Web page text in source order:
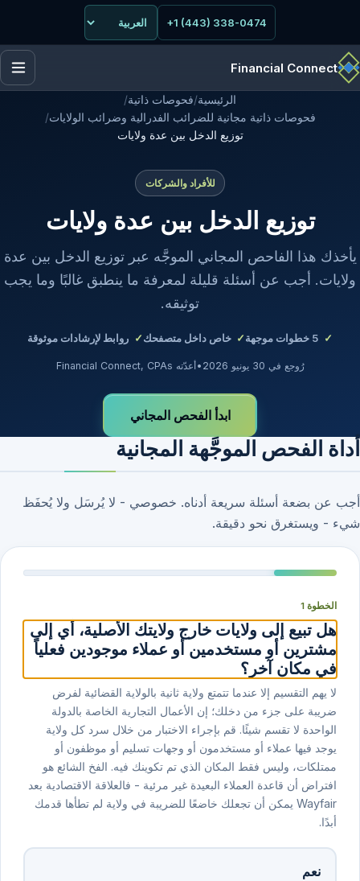
+1 (443) 338-0474
Financial Connect
الرئيسية/فحوصات ذاتية/
فحوصات ذاتية مجانية للضرائب الفدرالية وضرائب الولايات/
توزيع الدخل بين عدة ولايات
للأفراد والشركات
توزيع الدخل بين عدة ولايات
يأخذك هذا الفاحص المجاني الموجَّه عبر توزيع الدخل بين عدة
ولايات. أجب عن أسئلة قليلة لمعرفة ما ينطبق غالبًا وما يجب
توثيقه.
5 خطوات موجهة خاص داخل متصفحك روابط لإرشادات موثوقة
رُوجع في 30 يونيو 2026 •أعدّته Financial Connect, CPAs
ابدأ الفحص المجاني
أداة الفحص الموجَّهة المجانية
أجب عن بضعة أسئلة سريعة أدناه. خصوصي - لا يُرسَل ولا يُحفَظ
شيء - ويستغرق نحو دقيقة.
الخطوة 1
هل تبيع إلى ولايات خارج ولايتك الأصلية، أي إلى
مشترين أو مستخدمين أو عملاء موجودين فعلياً
في مكان آخر؟
لا يهم التقسيم إلا عندما تتمتع ولاية ثانية بالولاية القضائية لفرض
ضريبة على جزء من دخلك؛ إن الأعمال التجارية الخاصة بالدولة
الواحدة لا تقسم شيئًا. قم بإجراء الاختبار من خلال سرد كل ولاية
يوجد فيها عملاء أو مستخدمون أو وجهات تسليم أو موظفون أو
ممتلكات، وليس فقط المكان الذي تم تكوينك فيه. الفخ الشائع هو
افتراض أن قاعدة العملاء البعيدة غير مرئية - فالعلاقة الاقتصادية بعد
Wayfair يمكن أن تجعلك خاضعًا للضريبة في ولاية لم تطأها قدمك
أبدًا.
نعم